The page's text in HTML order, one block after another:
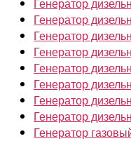
Генератор
Генератор
Генератор
Генератор
Генератор
Генератор
Генератор
Генератор